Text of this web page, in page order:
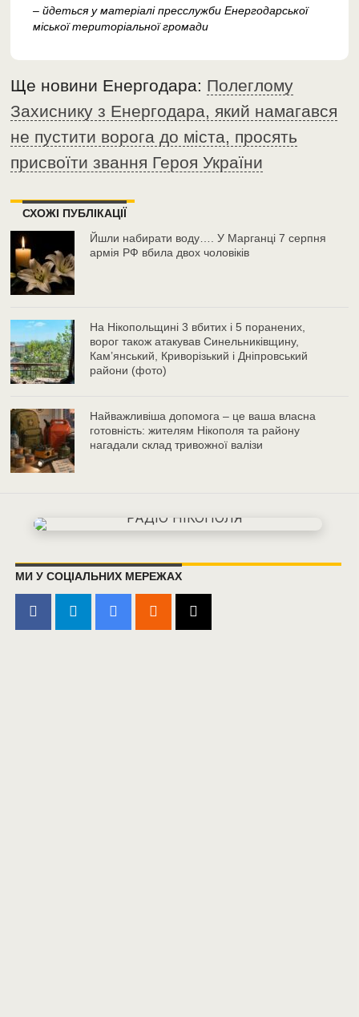
– йдеться у матеріалі пресслужби Енергодарської
міської територіальної громади
Ще новини Енергодара: Полеглому
Захиснику з Енергодара, який намагався
не пустити ворога до міста, просять
присвоїти звання Героя України
СХОЖІ ПУБЛІКАЦІЇ
Йшли набирати воду…. У Марганці 7 серпня
армія РФ вбила двох чоловіків
На Нікопольщині 3 вбитих і 5 поранених,
ворог також атакував Синельниківщину,
Кам’янський, Криворізький і Дніпровський
райони (фото)
Найважливіша допомога – це ваша власна
готовність: жителям Нікополя та району
нагадали склад тривожної валізи
МИ У СОЦІАЛЬНИХ МЕРЕЖАХ